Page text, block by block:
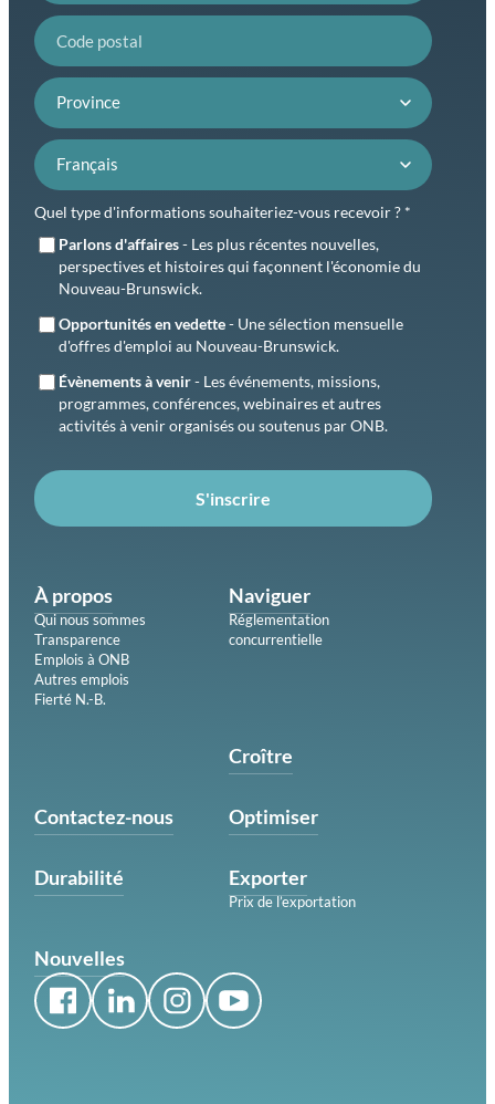
Code postal
Province
Préférence de langue
Quel type d'informations souhaiteriez-vous recevoir ? *
Parlons d'affaires- Les plus récentes nouvelles,
perspectives et histoires qui façonnent l'économie du
Nouveau-Brunswick.
Opportunités en vedette- Une sélection mensuelle
d'offres d'emploi au Nouveau-Brunswick.
Évènements à venir- Les événements, missions,
programmes, conférences, webinaires et autres
activités à venir organisés ou soutenus par ONB.
S'inscrire
Naviguer
Réglementation
concurrentielle
Croître
Optimiser
Exporter
Prix de l’exportation
À propos
Qui nous sommes
Transparence
Emplois à ONB
Autres emplois
Fierté N.-B.
Contactez-nous
Nouvelles
Durabilité